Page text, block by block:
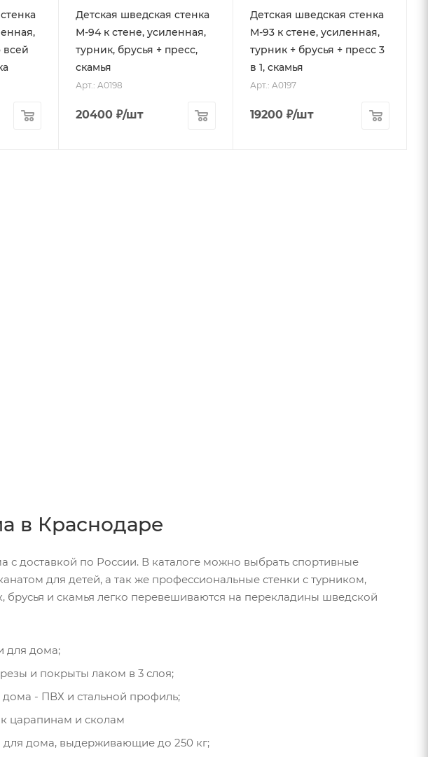
всей
Детская шведская стенка
М-94 к стене, усиленная,
турник, брусья + пресс,
скамья
Арт.: A0198
20400 ₽/шт
Детская шведская стенка
М-93 к стене, усиленная,
турник + брусья + пресс 3
в 1, скамья
Арт.: A0197
19200₽/шт
в Краснодаре
с доставкой по России. В каталоге можно выбрать спортивные
для детей, а так же профессиональные стенки с турником,
и скамья легко перевешиваются на перекладины шведской
для дома;
и покрыты лаком в 3 слоя;
дома - ПВХ и стальной профиль;
царапинам и сколам
для дома, выдерживающие до 250 кг;